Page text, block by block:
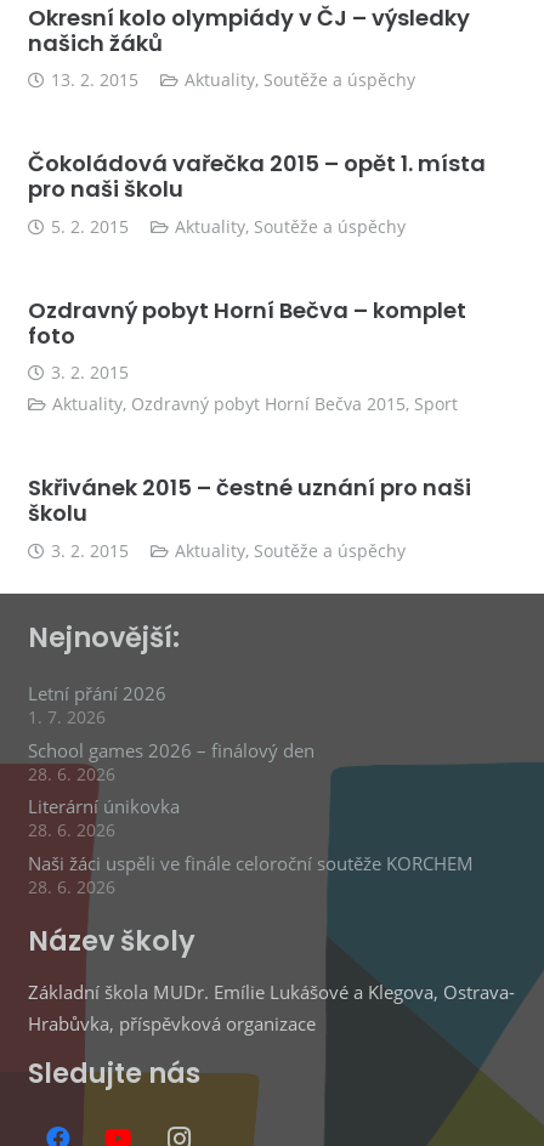
Okresní kolo olympiády v ČJ – výsledky
našich žáků
13. 2. 2015 Aktuality, Soutěže a úspěchy
Čokoládová vařečka 2015 – opět 1. místa
pro naši školu
5. 2. 2015 Aktuality, Soutěže a úspěchy
Ozdravný pobyt Horní Bečva – komplet
foto
3. 2. 2015
Aktuality, Ozdravný pobyt Horní Bečva 2015, Sport
Skřivánek 2015 – čestné uznání pro naši
školu
3. 2. 2015 Aktuality, Soutěže a úspěchy
Nejnovější:
Letní přání 2026
1. 7. 2026
School games 2026 – finálový den
28. 6. 2026
Literární únikovka
28. 6. 2026
Naši žáci uspěli ve finále celoroční soutěže KORCHEM
28. 6. 2026
Název školy
Základní škola MUDr. Emílie Lukášové a Klegova, Ostrava-
Hrabůvka, příspěvková organizace
Sledujte nás